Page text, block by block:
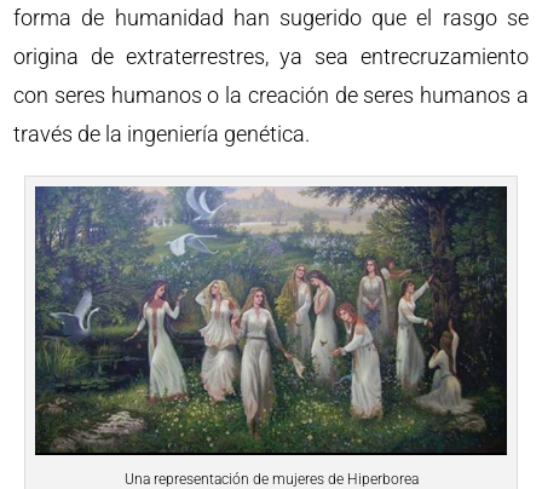
forma de humanidad han sugerido que el rasgo se
origina de extraterrestres, ya sea entrecruzamiento
con seres humanos o la creación de seres humanos a
través de la ingeniería genética.
Una representación de mujeres de Hiperborea